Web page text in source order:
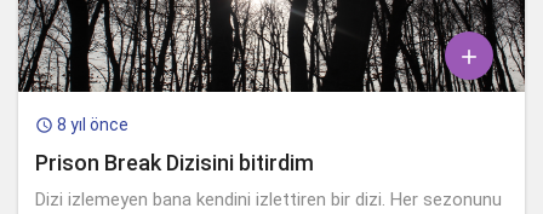

 8 yıl önce
Prison Break Dizisini bitirdim
Dizi izlemeyen bana kendini izlettiren bir dizi. Her sezonunu